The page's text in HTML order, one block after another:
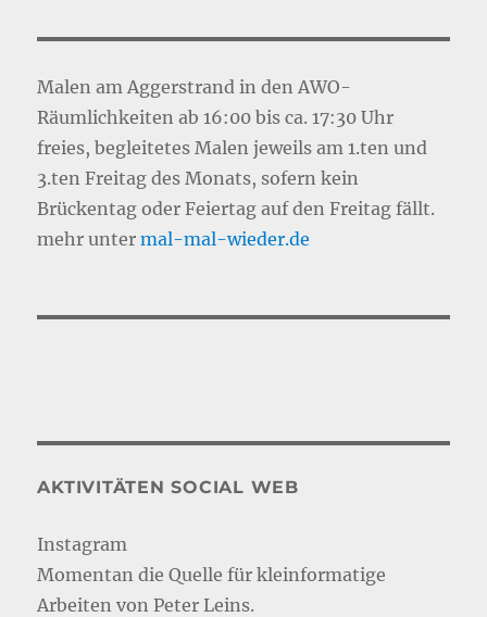
Malen am Aggerstrand in den AWO-
Räumlichkeiten ab 16:00 bis ca. 17:30 Uhr
freies, begleitetes Malen jeweils am 1.ten und
3.ten Freitag des Monats, sofern kein
Brückentag oder Feiertag auf den Freitag fällt.
mehr untermal-mal-wieder.de
AKTIVITÄTEN SOCIAL WEB
Instagram
Momentan die Quelle für kleinformatige
Arbeiten von Peter Leins.